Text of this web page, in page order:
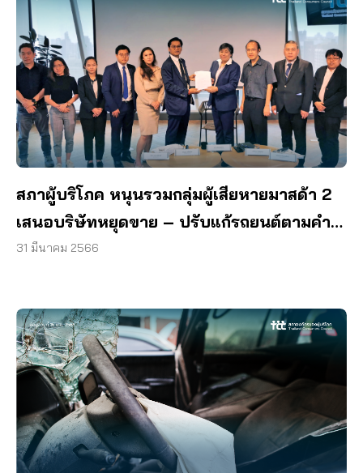
สภาผู้บริโภค หนุนรวมกลุ่มผู้เสียหายมาสด้า 2
เสนอบริษัทหยุดขาย – ปรับแก้รถยนต์ตามคำ
พิพากษา
31 มีนาคม 2566